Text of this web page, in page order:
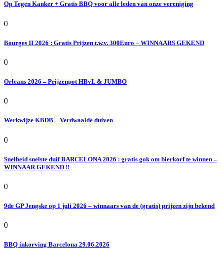
Op Tegen Kanker + Gratis BBQ voor alle leden van onze vereniging
0
Bourges II 2026 : Gratis Prijzen t.w.v. 300Euro – WINNAARS GEKEND
0
Orleans 2026 – Prijzenpot HBvL & JUMBO
0
Werkwijze KBDB – Verdwaalde duiven
0
Snelheid snelste duif BARCELONA 2026 : gratis gok om bierkorf te winnen –
WINNAAR GEKEND !!
0
9de GP Jengske op 1 juli 2026 – winnaars van de (gratis) prijzen zijn bekend
0
BBQ inkorving Barcelona 29.06.2026